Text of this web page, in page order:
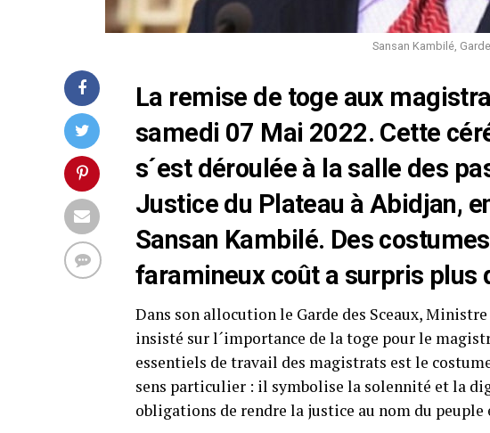
Sansan Kambilé,
La remise de toge aux
samedi 07 Mai 2022. Cette
s´est déroulée à la salle des
Justice du Plateau à Abidjan,
Sansan Kambilé. Des
faramineux coût a surpris plus
Dans son allocution le Garde des Sceaux,
insisté sur l´importance de la toge pour le
essentiels de travail des magistrats est le
sens particulier : il symbolise la solennité et la
obligations de rendre la justice au nom du